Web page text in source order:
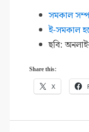
সমকাল
ই-সমকাল
ছবি:
Share this:
X